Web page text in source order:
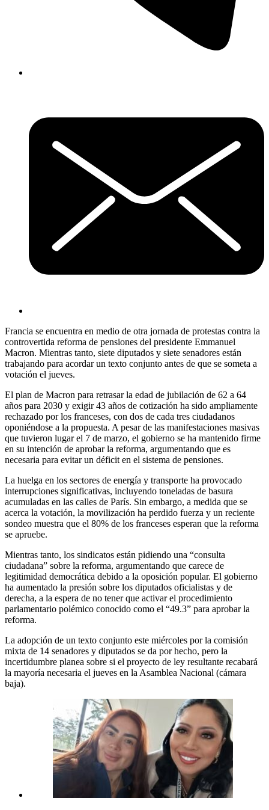
Francia se encuentra en medio de otra jornada de protestas contra la
controvertida reforma de pensiones del presidente Emmanuel
Macron. Mientras tanto, siete diputados y siete senadores están
trabajando para acordar un texto conjunto antes de que se someta a
votación el jueves.
El plan de Macron para retrasar la edad de jubilación de 62 a 64
años para 2030 y exigir 43 años de cotización ha sido ampliamente
rechazado por los franceses, con dos de cada tres ciudadanos
oponiéndose a la propuesta. A pesar de las manifestaciones masivas
que tuvieron lugar el 7 de marzo, el gobierno se ha mantenido firme
en su intención de aprobar la reforma, argumentando que es
necesaria para evitar un déficit en el sistema de pensiones.
La huelga en los sectores de energía y transporte ha provocado
interrupciones significativas, incluyendo toneladas de basura
acumuladas en las calles de París. Sin embargo, a medida que se
acerca la votación, la movilización ha perdido fuerza y un reciente
sondeo muestra que el 80% de los franceses esperan que la reforma
se apruebe.
Mientras tanto, los sindicatos están pidiendo una “consulta
ciudadana” sobre la reforma, argumentando que carece de
legitimidad democrática debido a la oposición popular. El gobierno
ha aumentado la presión sobre los diputados oficialistas y de
derecha, a la espera de no tener que activar el procedimiento
parlamentario polémico conocido como el “49.3” para aprobar la
reforma.
La adopción de un texto conjunto este miércoles por la comisión
mixta de 14 senadores y diputados se da por hecho, pero la
incertidumbre planea sobre si el proyecto de ley resultante recabará
la mayoría necesaria el jueves en la Asamblea Nacional (cámara
baja).